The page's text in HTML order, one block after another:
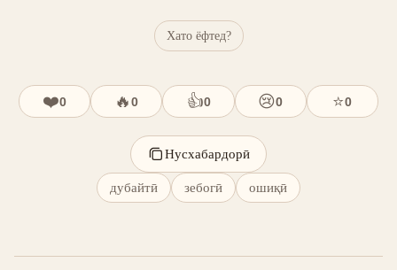
Хато ёфтед?
❤️0 🔥0 👍0 😢0 ⭐0
Нусхабардорӣ
дубайтӣ зебогӣ ошиқӣ